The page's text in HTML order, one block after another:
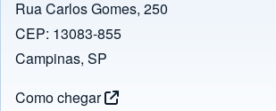
Rua Carlos Gomes, 250
CEP: 13083-855
Campinas, SP
Como chegar